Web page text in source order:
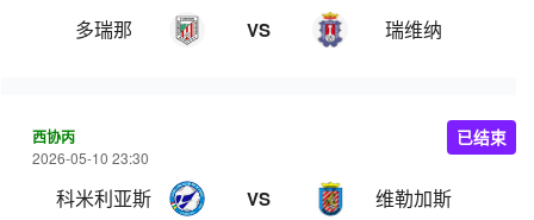
多瑞那 VS 瑞维纳
西协丙
2026-05-10 23:30
科米利亚斯 VS 维勒加斯
已结束